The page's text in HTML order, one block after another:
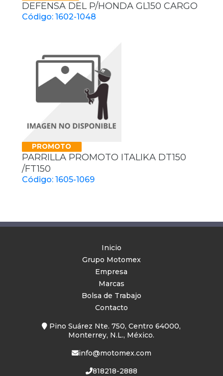
DEFENSA DEL P/HONDA GL150 CARGO
Código: 1602-1048
PROMOTO
PARRILLA PROMOTO ITALIKA DT150
/FT150
Código: 1605-1069
Inicio
Grupo Motomex
Empresa
Marcas
Bolsa de Trabajo
Contacto
Pino Suárez Nte. 750, Centro 64000,
Monterrey, N.L., México.
info@motomex.com
818218-2888